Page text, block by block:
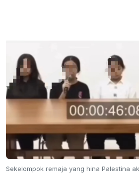
Sekelompok remaja yang hina Palestina